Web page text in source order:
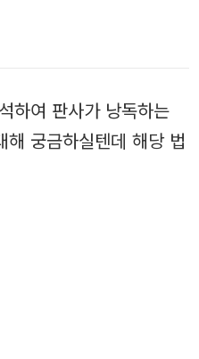
하여 판사가 낭독하는
궁금하실텐데 해당 법